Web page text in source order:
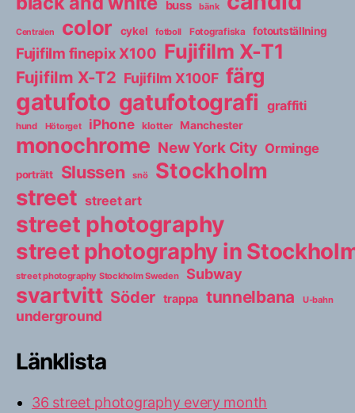
buss bänk
Centralen color cykel fotboll Fotografiska fotoutställning
Fujifilm finepix X100 Fujifilm X-T1
Fujifilm X-T2 Fujifilm X100F färg
gatufoto gatufotografi graffiti
hund Hötorget iPhone klotter Manchester
monochrome New York City Orminge
porträtt Slussen snö Stockholm
street street art
street photography
street photography in
street photography Stockholm Sweden Subway
svartvitt Söder trappa tunnelbana U-bahn
underground
Länklista
36 street photography every month